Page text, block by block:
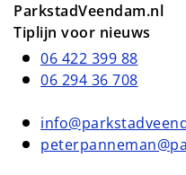
ParkstadVeendam.nl
Tiplijn voor nieuws
06 422 399 88
06 294 36 708